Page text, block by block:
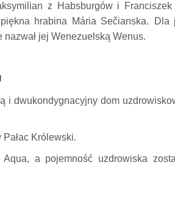
z Habsburgów i Franciszek
hrabina Mária Sečianska.
Dla
jej Wenezuelską Wenus.
i dwukondygnacyjny dom
Królewski.
a pojemność uzdrowiska